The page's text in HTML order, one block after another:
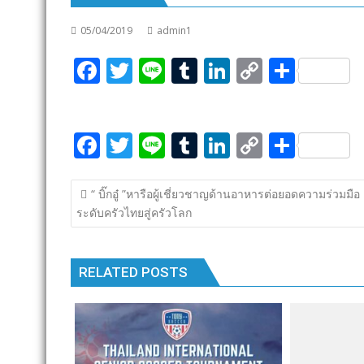
05/04/2019 admin1
F
ac
b
o
o
k
T
w
er
Li
n
T
u
bl
r
Li
n
e
dI
n
C
o
y
Li
n
k
S
h
e
F
ac
e
b
o
k
T
w
itt
er
Li
n
e
T
u
m
bl
Li
n
k
e
C
o
p
y
k
S
h
ar
e
แนะแนว
เรื่อง
“ บิ๊กอู๋ ”หารือผู้เชี่ยวชาญด้านอาหารต่อยอดความร่วมมือ
ระดับครัวไทยสู่ครัวโลก
RELATED POSTS